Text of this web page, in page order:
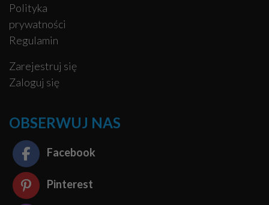
Polityka
prywatności
Regulamin
Zarejestruj się
Zaloguj się
OBSERWUJ NAS
Facebook
Pinterest